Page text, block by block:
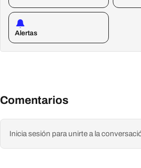
Alertas
Comentarios
Inicia sesión para unirte a la